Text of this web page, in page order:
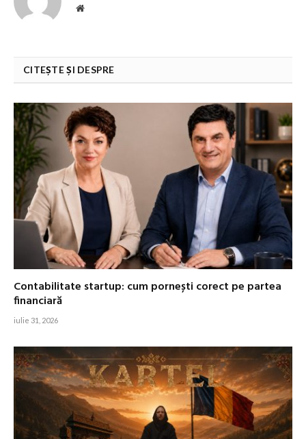
Website
CITEȘTE ȘI DESPRE
Contabilitate startup: cum pornești corect pe partea
financiară
iulie 31, 2026